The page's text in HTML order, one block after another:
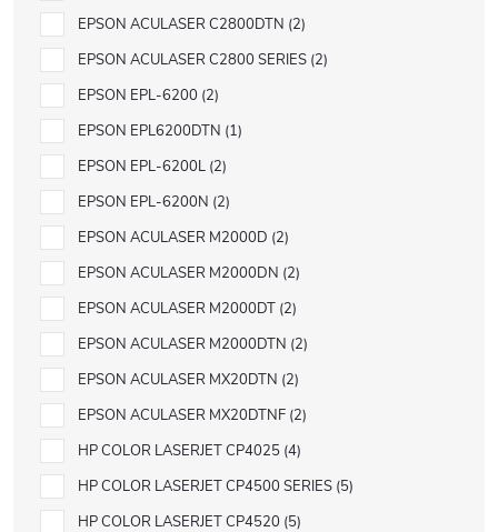
EPSON ACULASER C2800DTN 2
EPSON ACULASER C2800 SERIES 2
EPSON EPL-6200 2
EPSON EPL6200DTN 1
EPSON EPL-6200L 2
EPSON EPL-6200N 2
EPSON ACULASER M2000D 2
EPSON ACULASER M2000DN 2
EPSON ACULASER M2000DT 2
EPSON ACULASER M2000DTN 2
EPSON ACULASER MX20DTN 2
EPSON ACULASER MX20DTNF 2
HP COLOR LASERJET CP4025 4
HP COLOR LASERJET CP4500 SERIES 5
HP COLOR LASERJET CP4520 5